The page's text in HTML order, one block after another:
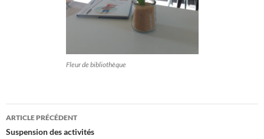
Fleur de bibliothèque
Navigation
des
ARTICLE PRÉCÉDENT
Suspension des activités